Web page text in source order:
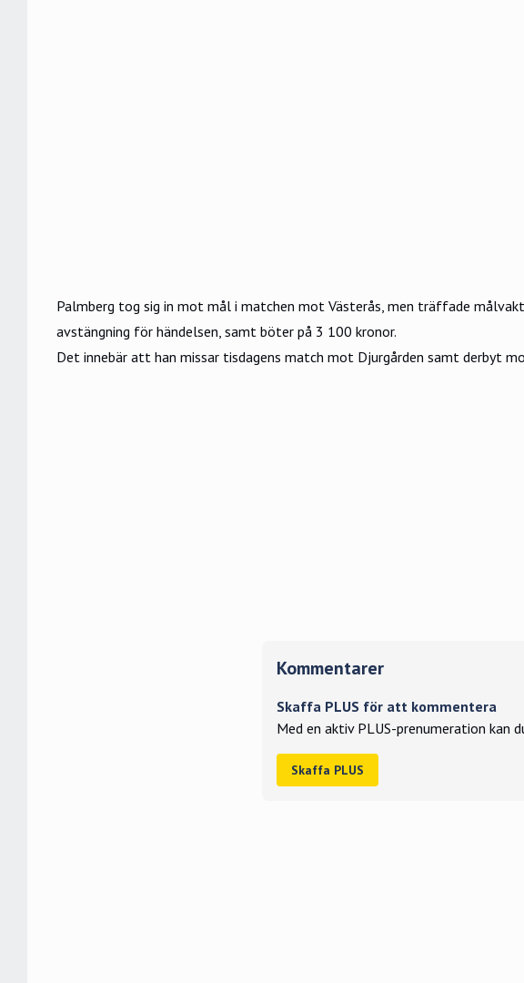
Palmberg tog sig in mot mål i matchen mot Västerås, men träffade
avstängning för händelsen, samt böter på 3 100 kronor.
Det innebär att han missar tisdagens match mot Djurgården samt derbyt
Kommentarer
Skaffa PLUS för att kommentera
Med en aktiv PLUS-prenumeration kan
Skaffa PLUS